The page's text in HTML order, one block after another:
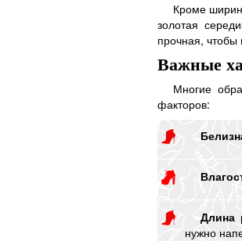
Кроме
золотая
прочная, чтобы
Важные
Многие
факторов:
Длина
нужно